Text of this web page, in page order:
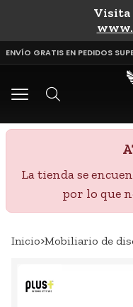
Visita
ENVÍO GRATIS EN PEDIDOS
La tienda se
por lo que
Inicio mobiliario de